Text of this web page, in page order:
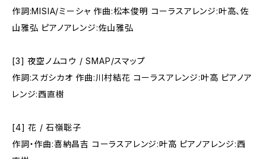
作詞:MISIA/ミーシャ 作曲:松本俊明 コーラスアレンジ:叶高、佐
山雅弘 ピアノアレンジ:佐山雅弘
[3] 夜空ノムコウ / SMAP/スマップ
作詞:スガシカオ 作曲:川村結花 コーラスアレンジ:叶高 ピアノア
レンジ:西直樹
[4] 花 / 石嶺聡子
作詞・作曲:喜納昌吉 コーラスアレンジ:叶高 ピアノアレンジ:西